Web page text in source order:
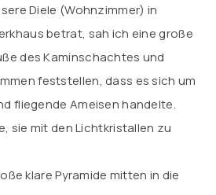
Diele (Wohnzimmer) in
betrat, sah ich eine große
des Kaminschachtes und
feststellen, dass es sich um
fliegende Ameisen handelte.
sie mit den Lichtkristallen zu
klare Pyramide mitten in die